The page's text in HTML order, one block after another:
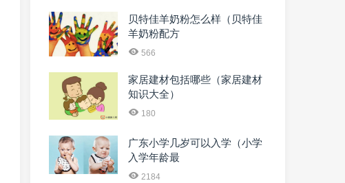
贝特佳羊奶粉怎么样（贝特佳
羊奶粉配方
566
家居建材包括哪些（家居建材
知识大全）
180
广东小学几岁可以入学（小学
入学年龄最
2184